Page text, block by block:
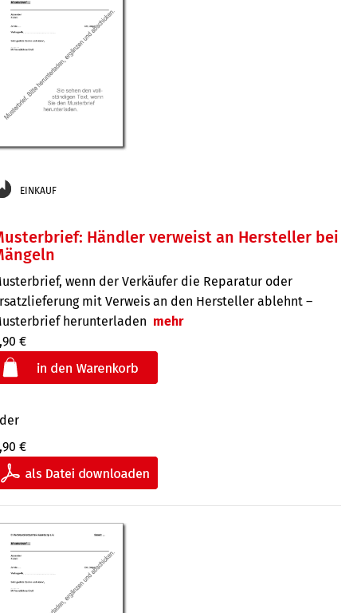
EINKAUF
Händler verweist an Hersteller bei
wenn der Verkäufer die Reparatur oder
mit Verweis an den Hersteller ablehnt –
herunterladen mehr
€
€